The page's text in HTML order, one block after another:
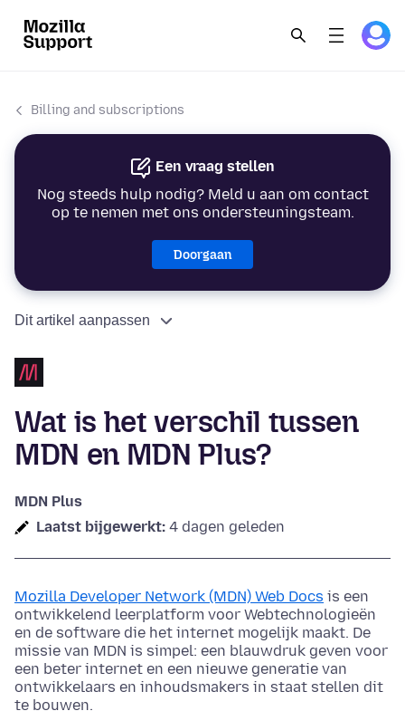
Billing and subscriptions
Een vraag stellen
Nog steeds hulp nodig? Meld u aan om contact
op te nemen met ons ondersteuningsteam.
Doorgaan
Dit artikel aanpassen
Wat is het verschil tussen
MDN en MDN Plus?
MDN Plus
Laatst bijgewerkt: 4 dagen geleden
Mozilla Developer Network (MDN) Web Docs is een
ontwikkelend leerplatform voor Webtechnologieën
en de software die het internet mogelijk maakt. De
missie van MDN is simpel: een blauwdruk geven voor
een beter internet en een nieuwe generatie van
ontwikkelaars en inhoudsmakers in staat stellen dit
te bouwen.